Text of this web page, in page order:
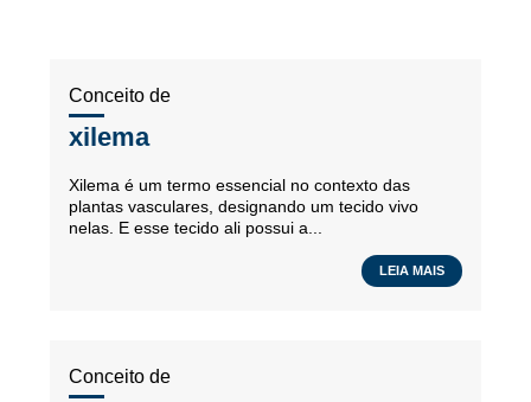
Conceito de
xilema
Xilema é um termo essencial no contexto das
plantas vasculares, designando um tecido vivo
nelas. E esse tecido ali possui a...
LEIA MAIS
Conceito de